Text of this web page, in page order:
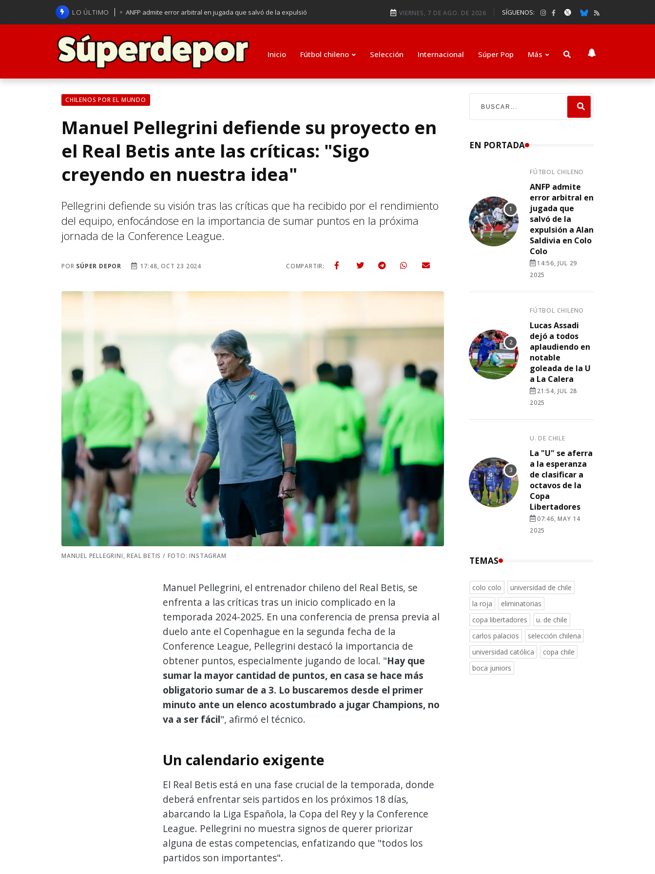
LO ÚLTIMO ANFP admite error arbitral en jugada que salvó de la expulsió
La U se aferra a la esperanza de clasificar a octavos de
Brasil anuncia a Carlo Ancelotti como su nuevo entrenador para
VIERNES, 7 DE AGO. DE 2026 SÍGUENOS:
Inicio Fútbol chileno Selección Internacional Súper Pop Más
CHILENOS POR EL MUNDO
Manuel Pellegrini defiende su proyecto en
el Real Betis ante las críticas: "Sigo
creyendo en nuestra idea"
Pellegrini defiende su visión tras las críticas que ha recibido por el rendimiento
del equipo, enfocándose en la importancia de sumar puntos en la próxima
jornada de la Conference League.
POR SÚPER DEPOR 17:48, OCT 23 2024 COMPARTIR:
MANUEL PELLEGRINI, REAL BETIS / FOTO: INSTAGRAM
Manuel Pellegrini, el entrenador chileno del Real Betis, se
enfrenta a las críticas tras un inicio complicado en la
temporada 2024-2025. En una conferencia de prensa previa al
duelo ante el Copenhague en la segunda fecha de la
Conference League, Pellegrini destacó la importancia de
obtener puntos, especialmente jugando de local. "Hay que
sumar la mayor cantidad de puntos, en casa se hace más
obligatorio sumar de a 3. Lo buscaremos desde el primer
minuto ante un elenco acostumbrado a jugar Champions, no
va a ser fácil", afirmó el técnico.
Un calendario exigente
El Real Betis está en una fase crucial de la temporada, donde
deberá enfrentar seis partidos en los próximos 18 días,
abarcando la Liga Española, la Copa del Rey y la Conference
League. Pellegrini no muestra signos de querer priorizar
alguna de estas competencias, enfatizando que "todos los
partidos son importantes".
EN PORTADA
FÚTBOL CHILENO
ANFP admite
error arbitral en
jugada que
salvó de la
expulsión a Alan
Saldivia en Colo
Colo
14:56, JUL 29
2025
FÚTBOL CHILENO
Lucas Assadi
dejó a todos
aplaudiendo en
notable
goleada de la U
a La Calera
21:54, JUL 28
2025
U. DE CHILE
La "U" se aferra
a la esperanza
de clasificar a
octavos de la
Copa
Libertadores
07:46, MAY 14
2025
TEMAS
colo colo
universidad de chile
la roja
eliminatorias
copa libertadores
u. de chile
carlos palacios
selección chilena
universidad católica
copa chile
boca juniors